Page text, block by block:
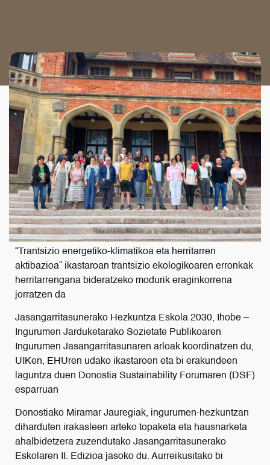
“Trantsizio energetiko-klimatikoa eta herritarren
aktibazioa” ikastaroan trantsizio ekologikoaren erronkak
herritarrengana bideratzeko modurik eraginkorrena
jorratzen da
Jasangarritasunerako Hezkuntza Eskola 2030, Ihobe –
Ingurumen Jarduketarako Sozietate Publikoaren
Ingurumen Jasangarritasunaren arloak koordinatzen du,
UIKen, EHUren udako ikastaroen eta bi erakundeen
laguntza duen Donostia Sustainability Forumaren (DSF)
esparruan
Donostiako Miramar Jauregiak, ingurumen-hezkuntzan
diharduten irakasleen arteko topaketa eta hausnarketa
ahalbidetzera zuzendutako Jasangarritasunerako
Eskolaren II. Edizioa jasoko du. Aurreikusitako bi